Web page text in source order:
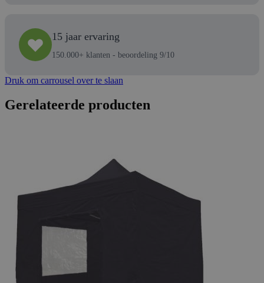
15 jaar ervaring
150.000+ klanten - beoordeling 9/10
Druk om carrousel over te slaan
Gerelateerde producten